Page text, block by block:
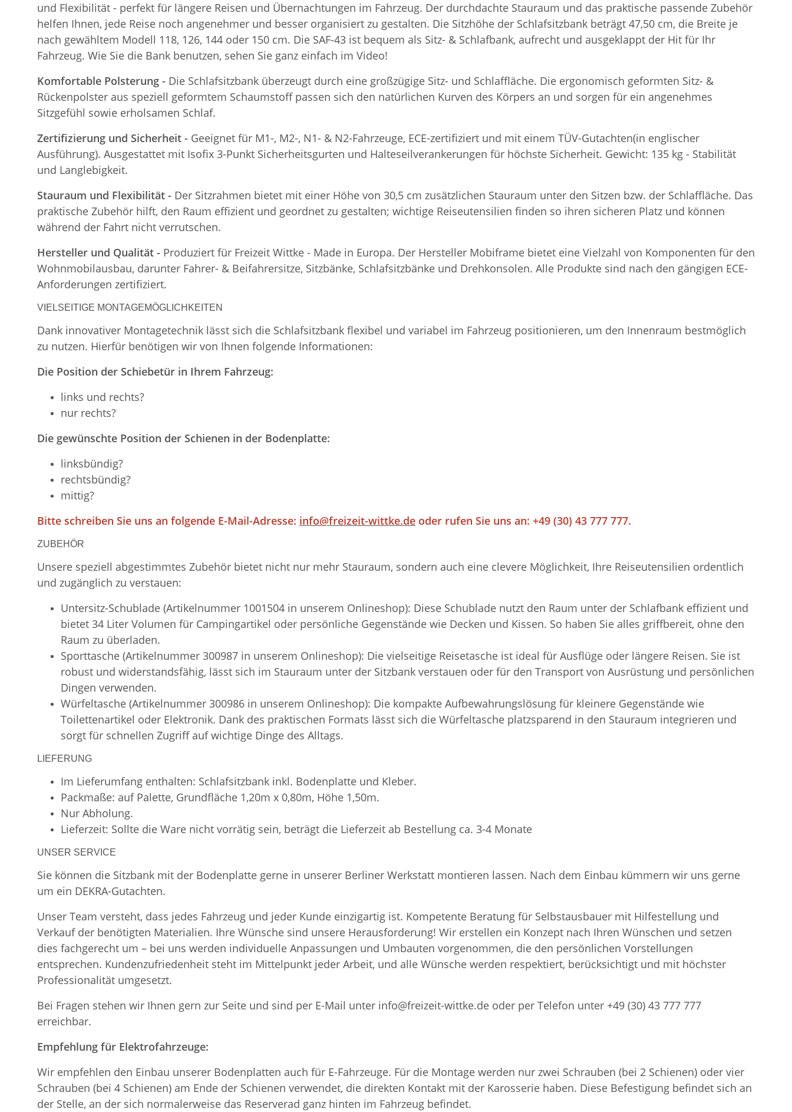
und Flexibilität - perfekt für längere Reisen und Übernachtungen im Fahrzeug. Der durchdachte Stauraum und das praktische passende Zubehör
helfen Ihnen, jede Reise noch angenehmer und besser organisiert zu gestalten. Die Sitzhöhe der Schlafsitzbank beträgt 47,50 cm, die Breite je
nach gewähltem Modell 118, 126, 144 oder 150 cm. Die SAF-43 ist bequem als Sitz- & Schlafbank, aufrecht und ausgeklappt der Hit für Ihr
Fahrzeug. Wie Sie die Bank benutzen, sehen Sie ganz einfach im Video!
Komfortable Polsterung - Die Schlafsitzbank überzeugt durch eine großzügige Sitz- und Schlaffläche. Die ergonomisch geformten Sitz- &
Rückenpolster aus speziell geformtem Schaumstoff passen sich den natürlichen Kurven des Körpers an und sorgen für ein angenehmes
Sitzgefühl sowie erholsamen Schlaf.
Zertifizierung und Sicherheit - Geeignet für M1-, M2-, N1- & N2-Fahrzeuge, ECE-zertifiziert und mit einem TÜV-Gutachten(in englischer
Ausführung). Ausgestattet mit Isofix 3-Punkt Sicherheitsgurten und Halteseilverankerungen für höchste Sicherheit. Gewicht: 135 kg - Stabilität
und Langlebigkeit.
Stauraum und Flexibilität - Der Sitzrahmen bietet mit einer Höhe von 30,5 cm zusätzlichen Stauraum unter den Sitzen bzw. der Schlaffläche. Das
praktische Zubehör hilft, den Raum effizient und geordnet zu gestalten; wichtige Reiseutensilien finden so ihren sicheren Platz und können
während der Fahrt nicht verrutschen.
Hersteller und Qualität - Produziert für Freizeit Wittke - Made in Europa. Der Hersteller Mobiframe bietet eine Vielzahl von Komponenten für den
Wohnmobilausbau, darunter Fahrer- & Beifahrersitze, Sitzbänke, Schlafsitzbänke und Drehkonsolen. Alle Produkte sind nach den gängigen ECE-
Anforderungen zertifiziert.
VIELSEITIGE MONTAGEMÖGLICHKEITEN
Dank innovativer Montagetechnik lässt sich die Schlafsitzbank flexibel und variabel im Fahrzeug positionieren, um den Innenraum bestmöglich
zu nutzen. Hierfür benötigen wir von Ihnen folgende Informationen:
Die Position der Schiebetür in Ihrem Fahrzeug:
links und rechts?
nur rechts?
Die gewünschte Position der Schienen in der Bodenplatte:
linksbündig?
rechtsbündig?
mittig?
Bitte schreiben Sie uns an folgende E-Mail-Adresse: info@freizeit-wittke.de oder rufen Sie uns an: +49 (30) 43 777 777.
ZUBEHÖR
Unsere speziell abgestimmtes Zubehör bietet nicht nur mehr Stauraum, sondern auch eine clevere Möglichkeit, Ihre Reiseutensilien ordentlich
und zugänglich zu verstauen:
Untersitz-Schublade (Artikelnummer 1001504 in unserem Onlineshop): Diese Schublade nutzt den Raum unter der Schlafbank effizient und
bietet 34 Liter Volumen für Campingartikel oder persönliche Gegenstände wie Decken und Kissen. So haben Sie alles griffbereit, ohne den
Raum zu überladen.
Sporttasche (Artikelnummer 300987 in unserem Onlineshop): Die vielseitige Reisetasche ist ideal für Ausflüge oder längere Reisen. Sie ist
robust und widerstandsfähig, lässt sich im Stauraum unter der Sitzbank verstauen oder für den Transport von Ausrüstung und persönlichen
Dingen verwenden.
Würfeltasche (Artikelnummer 300986 in unserem Onlineshop): Die kompakte Aufbewahrungslösung für kleinere Gegenstände wie
Toilettenartikel oder Elektronik. Dank des praktischen Formats lässt sich die Würfeltasche platzsparend in den Stauraum integrieren und
sorgt für schnellen Zugriff auf wichtige Dinge des Alltags.
LIEFERUNG
Im Lieferumfang enthalten: Schlafsitzbank inkl. Bodenplatte und Kleber.
Packmaße: auf Palette, Grundfläche 1,20m x 0,80m, Höhe 1,50m.
Nur Abholung.
Lieferzeit: Sollte die Ware nicht vorrätig sein, beträgt die Lieferzeit ab Bestellung ca. 3-4 Monate
UNSER SERVICE
Sie können die Sitzbank mit der Bodenplatte gerne in unserer Berliner Werkstatt montieren lassen. Nach dem Einbau kümmern wir uns gerne
um ein DEKRA-Gutachten.
Unser Team versteht, dass jedes Fahrzeug und jeder Kunde einzigartig ist. Kompetente Beratung für Selbstausbauer mit Hilfestellung und
Verkauf der benötigten Materialien. Ihre Wünsche sind unsere Herausforderung! Wir erstellen ein Konzept nach Ihren Wünschen und setzen
dies fachgerecht um – bei uns werden individuelle Anpassungen und Umbauten vorgenommen, die den persönlichen Vorstellungen
entsprechen. Kundenzufriedenheit steht im Mittelpunkt jeder Arbeit, und alle Wünsche werden respektiert, berücksichtigt und mit höchster
Professionalität umgesetzt.
Bei Fragen stehen wir Ihnen gern zur Seite und sind per E-Mail unter info@freizeit-wittke.de oder per Telefon unter +49 (30) 43 777 777
erreichbar.
Empfehlung für Elektrofahrzeuge:
Wir empfehlen den Einbau unserer Bodenplatten auch für E-Fahrzeuge. Für die Montage werden nur zwei Schrauben (bei 2 Schienen) oder vier
Schrauben (bei 4 Schienen) am Ende der Schienen verwendet, die direkten Kontakt mit der Karosserie haben. Diese Befestigung befindet sich an
der Stelle, an der sich normalerweise das Reserverad ganz hinten im Fahrzeug befindet.